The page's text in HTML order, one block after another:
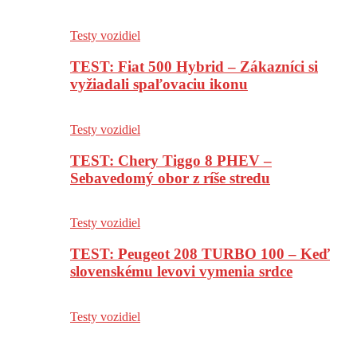
Testy vozidiel
TEST: Fiat 500 Hybrid – Zákazníci si
vyžiadali spaľovaciu ikonu
Testy vozidiel
TEST: Chery Tiggo 8 PHEV –
Sebavedomý obor z ríše stredu
Testy vozidiel
TEST: Peugeot 208 TURBO 100 – Keď
slovenskému levovi vymenia srdce
Testy vozidiel